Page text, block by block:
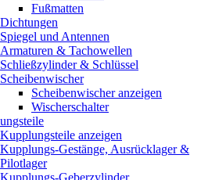
Fußmatten
Dichtungen
Spiegel und Antennen
Armaturen & Tachowellen
Schließzylinder & Schlüssel
Scheibenwischer
Scheibenwischer anzeigen
Wischerschalter
Kupplungsteile anzeigen
Kupplungs-Gestänge, Ausrücklager &
Pilotlager
Kupplungs-Geberzylinder